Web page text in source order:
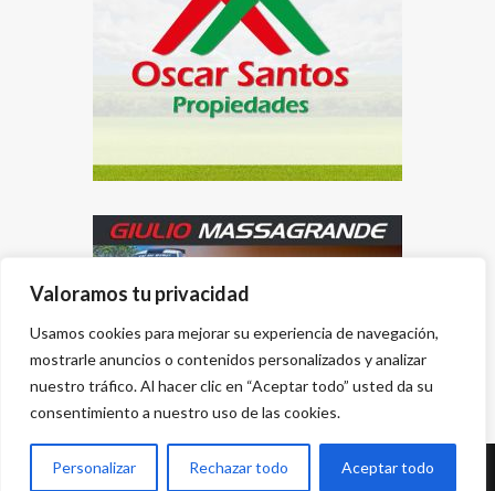
Valoramos tu privacidad
Usamos cookies para mejorar su experiencia de navegación,
mostrarle anuncios o contenidos personalizados y analizar
nuestro tráfico. Al hacer clic en “Aceptar todo” usted da su
consentimiento a nuestro uso de las cookies.
Personalizar Rechazar todo Aceptar todo
Desarrollado por